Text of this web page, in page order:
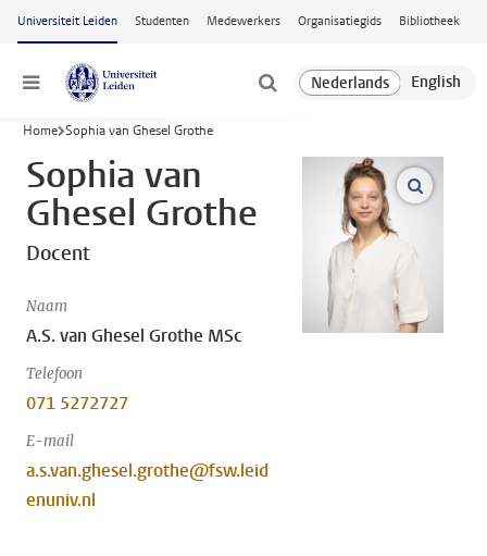
Ga naar hoofdinhoud
Universiteit Leiden Studenten Medewerkers Organisatiegids Bibliotheek
Menu
Home Sophia van Ghesel Grothe
Sophia van
Ghesel Grothe
Docent
Naam
A.S. van Ghesel Grothe MSc
Telefoon
071 5272727
E-mail
a.s.van.ghesel.grothe@fsw.leid
enuniv.nl
open